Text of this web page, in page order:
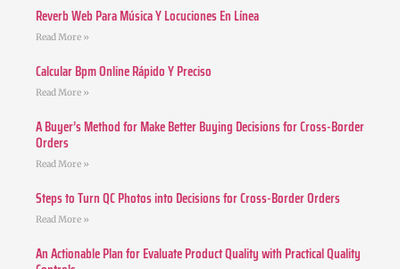
Reverb Web Para Música Y Locuciones En Línea
Read More »
Calcular Bpm Online Rápido Y Preciso
Read More »
A Buyer’s Method for Make Better Buying Decisions for Cross-Border
Orders
Read More »
Steps to Turn QC Photos into Decisions for Cross-Border Orders
Read More »
An Actionable Plan for Evaluate Product Quality with Practical Quality